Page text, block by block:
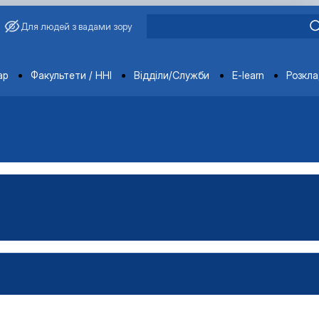
Для людей з вадами зору
Факультети / ННІ Відділи/Служби E-learn
яка проводиться каф…